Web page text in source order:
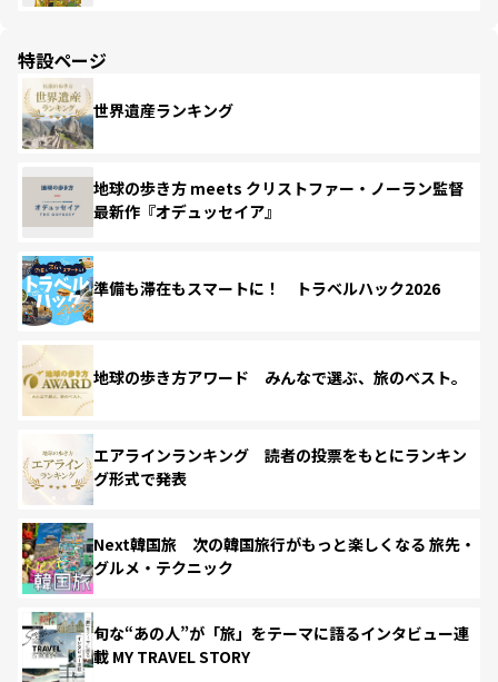
特設ページ
世界遺産ランキング
地球の歩き方 meets クリストファー・ノーラン監督
最新作『オデュッセイア』
準備も滞在もスマートに！ トラベルハック2026
地球の歩き方アワード みんなで選ぶ、旅のベスト。
エアラインランキング 読者の投票をもとにランキン
グ形式で発表
Next韓国旅 次の韓国旅行がもっと楽しくなる 旅先・
グルメ・テクニック
旬な“あの人”が「旅」をテーマに語るインタビュー連
載 MY TRAVEL STORY